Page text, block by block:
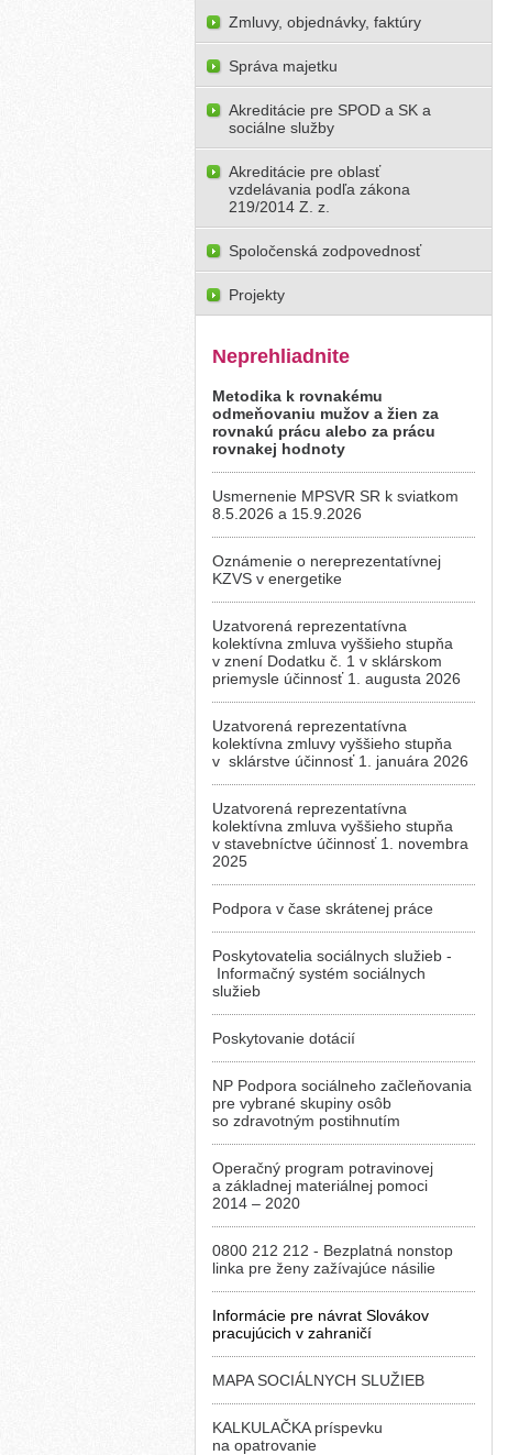
Zmluvy, objednávky, faktúry
Správa majetku
Akreditácie pre SPOD a SK a
sociálne služby
Akreditácie pre oblasť
vzdelávania podľa zákona
219/2014 Z. z.
Spoločenská zodpovednosť
Projekty
Neprehliadnite
Metodika k rovnakému
odmeňovaniu mužov a žien za
rovnakú prácu alebo za prácu
rovnakej hodnoty
Usmernenie MPSVR SR k sviatkom
8.5.2026 a 15.9.2026
Oznámenie o nereprezentatívnej
KZVS v energetike
Uzatvorená reprezentatívna
kolektívna zmluva vyššieho stupňa
v znení Dodatku č. 1 v sklárskom
priemysle účinnosť 1. augusta 2026
Uzatvorená reprezentatívna
kolektívna zmluvy vyššieho stupňa
v sklárstve účinnosť 1. januára 2026
Uzatvorená reprezentatívna
kolektívna zmluva vyššieho stupňa
v stavebníctve účinnosť 1. novembra
2025
Podpora v čase skrátenej práce
Poskytovatelia sociálnych služieb -
Informačný systém sociálnych
služieb
Poskytovanie dotácií
NP Podpora sociálneho začleňovania
pre vybrané skupiny osôb
so zdravotným postihnutím
Operačný program potravinovej
a základnej materiálnej pomoci
2014 – 2020
0800 212 212 - Bezplatná nonstop
linka pre ženy zažívajúce násilie
Informácie pre návrat Slovákov
pracujúcich v zahraničí
MAPA SOCIÁLNYCH SLUŽIEB
KALKULAČKA príspevku
na opatrovanie